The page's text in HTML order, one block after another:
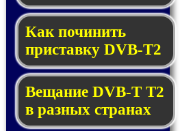
Как починить
прис­тав­ку DVB-T2
Вещание DVB-T T2
в раз­ных стра­нах